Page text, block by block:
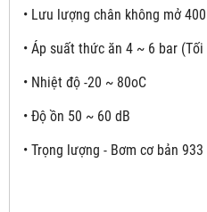
• Lưu lượng chân không mở
• Áp suất thức ăn 4 ~ 6 bar
• Nhiệt độ -20 ~ 80oC
• Độ ồn 50 ~ 60 dB
• Trọng lượng - Bơm cơ bản 933